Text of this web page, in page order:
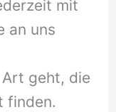
mit
an uns
geht, die
finden.